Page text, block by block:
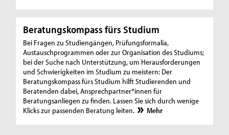
Beratungskompass fürs Studium
Bei Fragen zu Studiengängen, Prüfungsformalia,
Austauschprogrammen oder zur Organisation des Studiums;
bei der Suche nach Unterstützung, um Herausforderungen
und Schwierigkeiten im Studium zu meistern: Der
Beratungskompass fürs Studium hilft Studierenden und
Beratenden dabei, Ansprechpartner*innen für
Beratungsanliegen zu finden. Lassen Sie sich durch wenige
Klicks zur passenden Beratung leiten.
Mehr